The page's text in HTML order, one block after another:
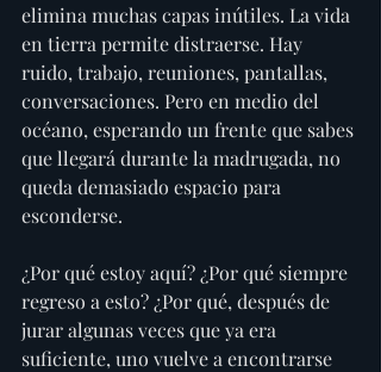
elimina muchas capas inútiles. La vida
en tierra permite distraerse. Hay
ruido, trabajo, reuniones, pantallas,
conversaciones. Pero en medio del
océano, esperando un frente que sabes
que llegará durante la madrugada, no
queda demasiado espacio para
esconderse.
¿Por qué estoy aquí? ¿Por qué siempre
regreso a esto? ¿Por qué, después de
jurar algunas veces que ya era
suficiente, uno vuelve a encontrarse